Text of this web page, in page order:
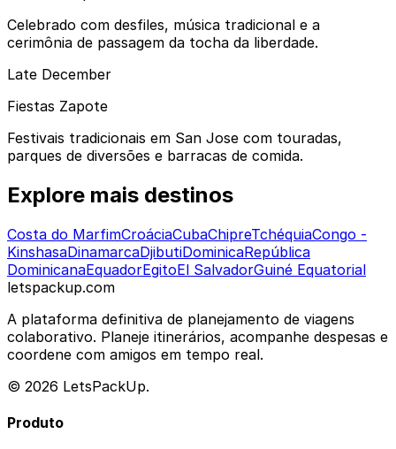
Celebrado com desfiles, música tradicional e a
cerimônia de passagem da tocha da liberdade.
Late December
Fiestas Zapote
Festivais tradicionais em San Jose com touradas,
parques de diversões e barracas de comida.
Explore mais destinos
Costa do MarfimCroáciaCubaChipreTchéquiaCongo -
KinshasaDinamarcaDjibutiDominicaRepública
DominicanaEquadorEgitoEl SalvadorGuiné Equatorial
letspackup.com
A plataforma definitiva de planejamento de viagens
colaborativo. Planeje itinerários, acompanhe despesas e
coordene com amigos em tempo real.
© 2026 LetsPackUp.
Produto